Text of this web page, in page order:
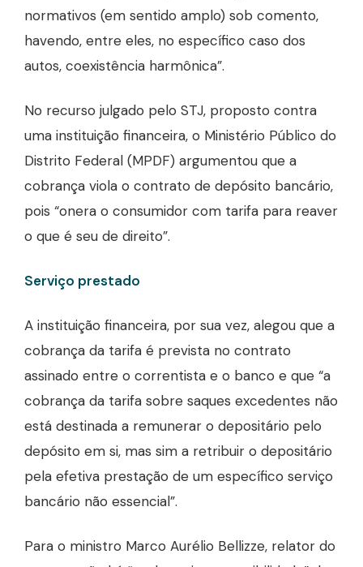
normativos (em sentido amplo) sob comento,
havendo, entre eles, no específico caso dos
autos, coexistência harmônica”.
No recurso julgado pelo STJ, proposto contra
uma instituição financeira, o Ministério Público do
Distrito Federal (MPDF) argumentou que a
cobrança viola o contrato de depósito bancário,
pois “onera o consumidor com tarifa para reaver
o que é seu de direito”.
Serviço prestado
A instituição financeira, por sua vez, alegou que a
cobrança da tarifa é prevista no contrato
assinado entre o correntista e o banco e que “a
cobrança da tarifa sobre saques excedentes não
está destinada a remunerar o depositário pelo
depósito em si, mas sim a retribuir o depositário
pela efetiva prestação de um específico serviço
bancário não essencial”.
Para o ministro Marco Aurélio Bellizze, relator do